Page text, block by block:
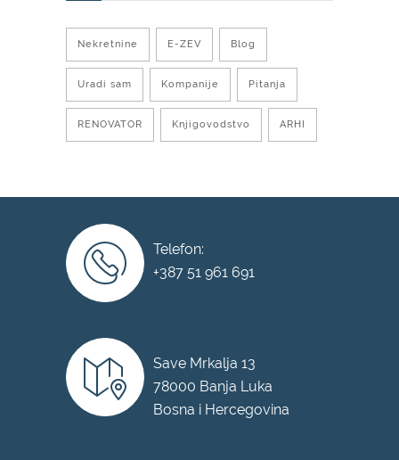
Nekretnine E-ZEV Blog
Uradi sam Kompanije Pitanja
RENOVATOR Knjigovodstvo ARHI
Telefon:
+387 51 961 691
Save Mrkalja 13
78000 Banja Luka
Bosna i Hercegovina